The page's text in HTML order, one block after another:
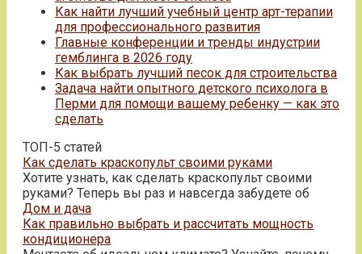
Как найти лучший учебный центр арт-терапии
для профессионального развития
Главные конференции и тренды индустрии
гемблинга в 2026 году
Как выбрать лучший песок для строительства
Задача найти опытного детского психолога в
Перми для помощи вашему ребенку — как это
сделать
ТОП-5 статей
Как сделать краскопульт своими руками
Хотите узнать, как сделать краскопульт своими
руками? Теперь вы раз и навсегда забудете об
Дом и дача
Как правильно выбрать и рассчитать мощность
кондиционера